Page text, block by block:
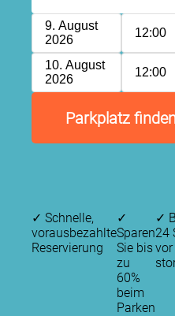
9. August
2026
12:00
10. August
2026
12:00
Parkplatz
✓ Schnelle,
vorausbezahlte
Reservierung
✓
Sparen
Sie bis
zu
60%
beim
Parken
✓
24